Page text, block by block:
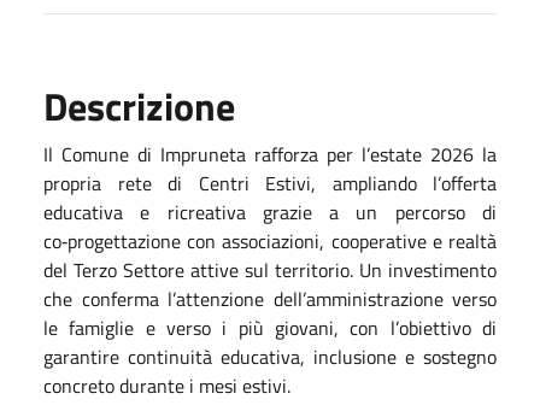
Descrizione
Il Comune di Impruneta rafforza per l’estate 2026 la
propria rete di Centri Estivi, ampliando l’offerta
educativa e ricreativa grazie a un percorso di
co‑progettazione con associazioni, cooperative e realtà
del Terzo Settore attive sul territorio. Un investimento
che conferma l’attenzione dell’amministrazione verso
le famiglie e verso i più giovani, con l’obiettivo di
garantire continuità educativa, inclusione e sostegno
concreto durante i mesi estivi.